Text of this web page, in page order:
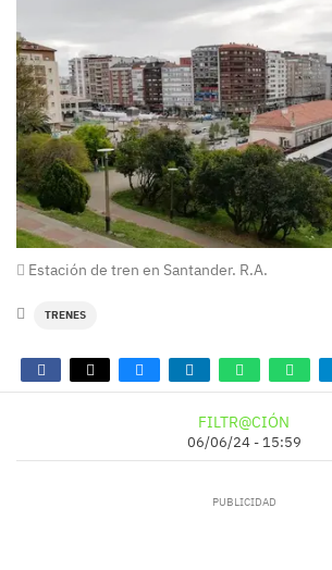
Estación de tren en Santander. R.A.
TRENES
FILTR@CIÓN
06/06/24 - 15:59